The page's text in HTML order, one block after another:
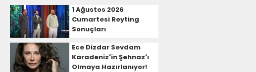
1 Ağustos 2026
Cumartesi Reyting
Sonuçları
Ece Dizdar Sevdam
Karadeniz'in Şehnaz'ı
Olmaya Hazırlanıyor!